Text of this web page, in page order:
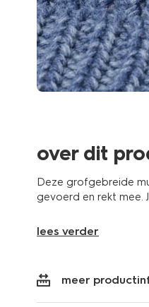
over dit
Deze grofgebreide
gevoerd en rekt mee.
lees verder
meer